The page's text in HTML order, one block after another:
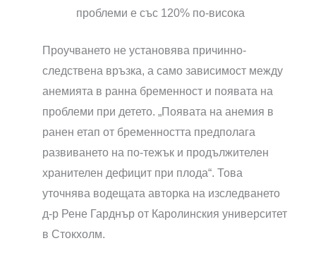
проблеми е със 120% по-висока
Проучването не установява причинно-
следствена връзка, а само зависимост между
анемията в ранна бременност и появата на
проблеми при детето. „Появата на анемия в
ранен етап от бременността предполага
развиването на по-тежък и продължителен
хранителен дефицит при плода“. Това
уточнява водещата авторка на изследването
д-р Рене Гарднър от Каролинския университет
в Стокхолм.